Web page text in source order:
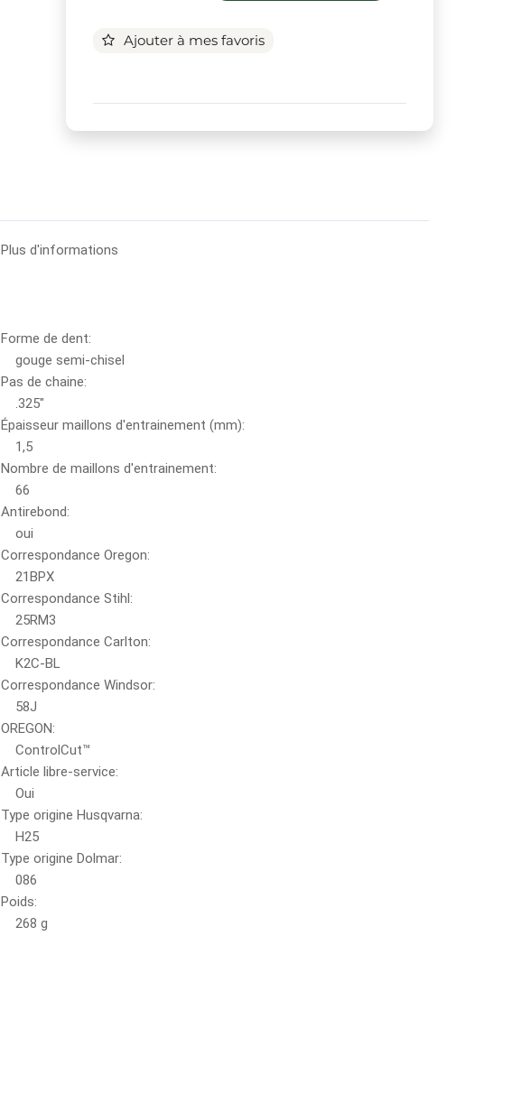
Ajouter à mes favoris
Plus d'informations
Forme de dent:
gouge semi-chisel
Pas de chaine:
.325"
Épaisseur maillons d'entrainement (mm):
1,5
Nombre de maillons d'entrainement:
66
Antirebond:
oui
Correspondance Oregon:
21BPX
Correspondance Stihl:
25RM3
Correspondance Carlton:
K2C-BL
Correspondance Windsor:
58J
OREGON:
ControlCut™
Article libre-service:
Oui
Type origine Husqvarna:
H25
Type origine Dolmar:
086
Poids:
268 g